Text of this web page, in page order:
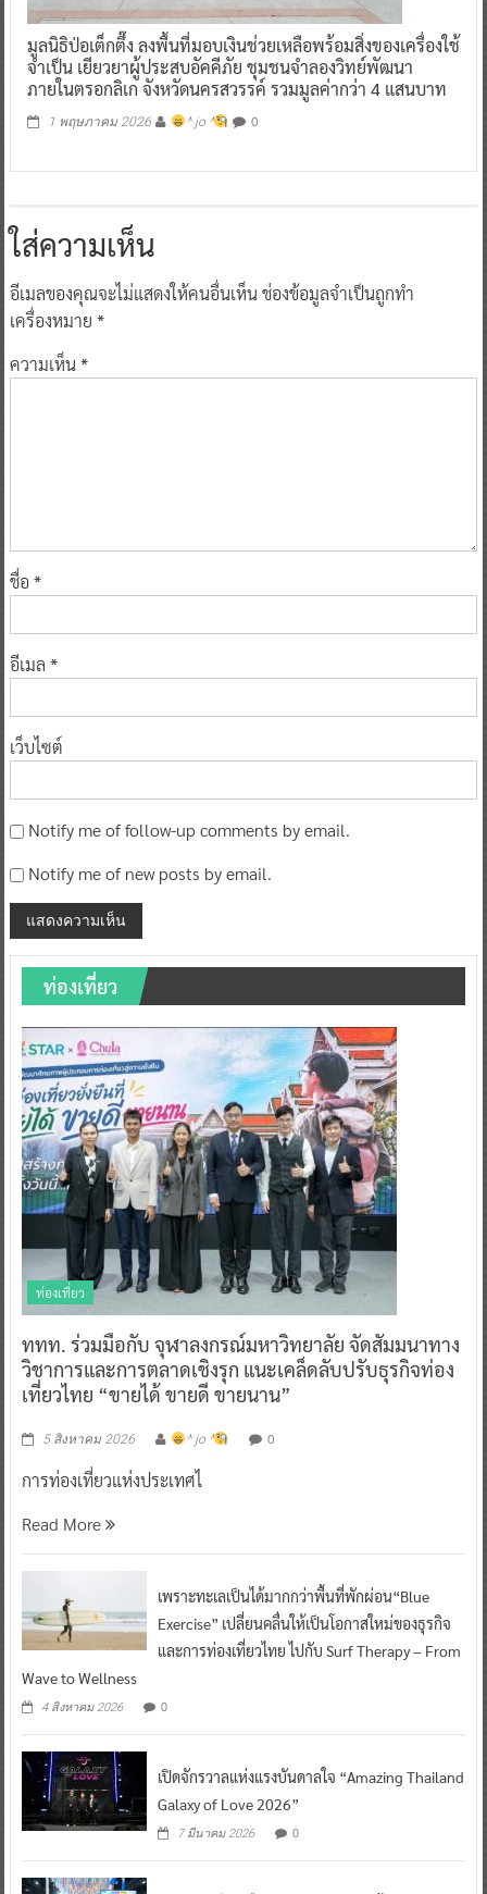
มูลนิธิป่อเต็กตึ๊ง ลงพื้นที่มอบเงินช่วยเหลือพร้อมสิ่งของเครื่องใช้
จำเป็น เยียวยาผู้ประสบอัคคีภัย ชุมชนจำลองวิทย์พัฒนา
ภายในตรอกลิเก จังหวัดนครสวรรค์ รวมมูลค่ากว่า 4 แสนบาท
1 พฤษภาคม 2026 ^ jo ^ 0
ใส่ความเห็น
อีเมลของคุณจะไม่แสดงให้คนอื่นเห็นช่องข้อมูลจำเป็นถูกทำ
เครื่องหมาย *
ความเห็น*
ชื่อ *
อีเมล *
เว็บไซต์
Notify me of follow-up comments by email.
Notify me of new posts by email.
ท่องเที่ยว
ท่องเที่ยว
ททท. ร่วมมือกับ จุฬาลงกรณ์มหาวิทยาลัย จัดสัมมนาทาง
วิชาการและการตลาดเชิงรุก แนะเคล็ดลับปรับธุรกิจท่อง
เที่ยวไทย “ขายได้ ขายดี ขายนาน”
5 สิงหาคม 2026 ^ jo ^ 0
การท่องเที่ยวแห่งประเทศไ
Read More
เพราะทะเลเป็นได้มากกว่าพื้นที่พักผ่อน“Blue
Exercise” เปลี่ยนคลื่นให้เป็นโอกาสใหม่ของธุรกิจ
และการท่องเที่ยวไทย ไปกับ Surf Therapy – From
Wave to Wellness
4 สิงหาคม 2026 0
เปิดจักรวาลแห่งแรงบันดาลใจ “Amazing Thailand
Galaxy of Love 2026”
7 มีนาคม 2026 0